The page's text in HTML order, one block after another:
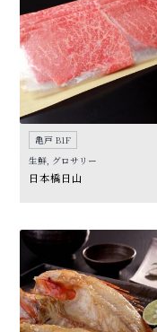
亀戸 B1F
生鮮, グロサリー
日本橋日山